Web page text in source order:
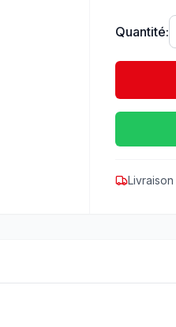
Quantité: